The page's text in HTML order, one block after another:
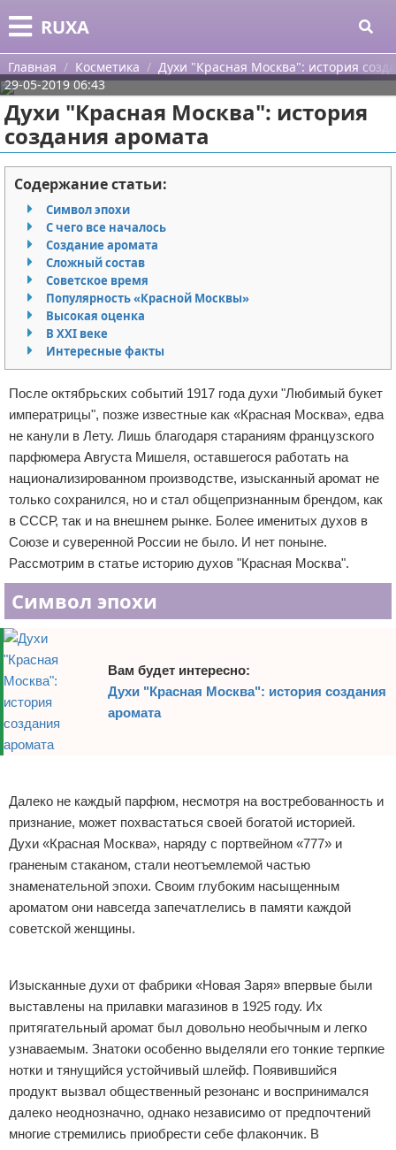
RUXA
Меню
Главная
Категории
Уход за кожей
Одежда
Шоппинг
Подарки
Украшения
Косметика
Уход за ногтями
Макияж
СПА процедуры
Парфюмерия
Прически
Разное
Уход за лицом
Хирургия
Поиск
О проекте
Контакты
Сотрудничество
Размещение рекламы
Для правообладателей
Отказ от ответственности
Главная Косметика
Духи "Красная Москва": история
29-05-2019 06:43
Духи "Красная Москва": история
создания аромата
Содержание статьи:
Символ эпохи
С чего все началось
Создание аромата
Сложный состав
Советское время
Популярность «Красной Москвы»
Высокая оценка
В XXI веке
Интересные факты
После октябрьских событий 1917 года духи "Любимый букет
императрицы", позже известные как «Красная Москва», едва
не канули в Лету. Лишь благодаря стараниям французского
парфюмера Августа Мишеля, оставшегося работать на
национализированном производстве, изысканный аромат не
только сохранился, но и стал общепризнанным брендом, как
в СССР, так и на внешнем рынке. Более именитых духов в
Союзе и суверенной России не было. И нет поныне.
Рассмотрим в статье историю духов "Красная Москва".
Символ эпохи
Вам будет интересно:
Духи "Красная Москва": история создания
аромата
Далеко не каждый парфюм, несмотря на востребованность и
признание, может похвастаться своей богатой историей.
Духи «Красная Москва», наряду с портвейном «777» и
граненым стаканом, стали неотъемлемой частью
знаменательной эпохи. Своим глубоким насыщенным
ароматом они навсегда запечатлелись в памяти каждой
советской женщины.
Изысканные духи от фабрики «Новая Заря» впервые были
выставлены на прилавки магазинов в 1925 году. Их
притягательный аромат был довольно необычным и легко
узнаваемым. Знатоки особенно выделяли его тонкие терпкие
нотки и тянущийся устойчивый шлейф. Появившийся
продукт вызвал общественный резонанс и воспринимался
далеко неоднозначно, однако независимо от предпочтений
многие стремились приобрести себе флакончик. В